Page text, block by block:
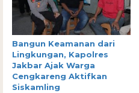
Bangun Keamanan dari
Lingkungan, Kapolres
Jakbar Ajak Warga
Cengkareng Aktifkan
Siskamling